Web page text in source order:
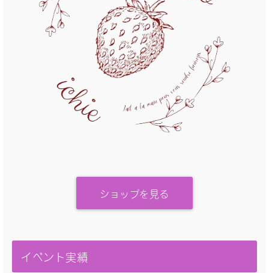
ショップを見る
イベント実績